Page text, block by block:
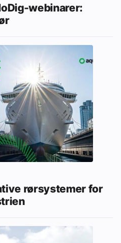
webinarer:
rørsystemer for